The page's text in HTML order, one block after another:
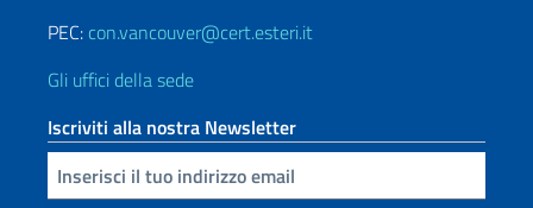
PEC: con.vancouver@cert.esteri.it
Gli uffici della sede
Iscriviti alla nostra Newsletter
Inserisci la tua email